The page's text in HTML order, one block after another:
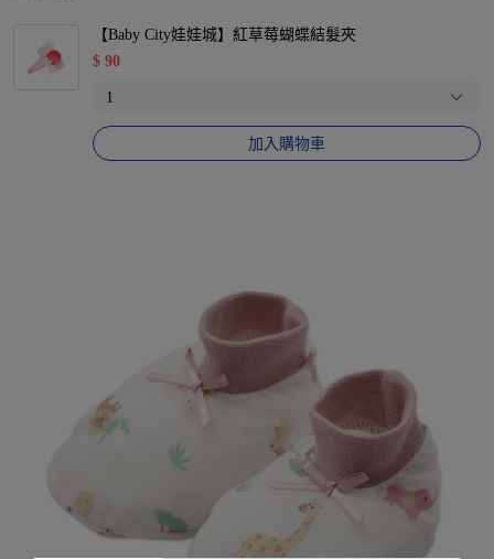
【Baby City娃娃城】紅草莓蝴蝶結髮夾
$ 90
加入購物車